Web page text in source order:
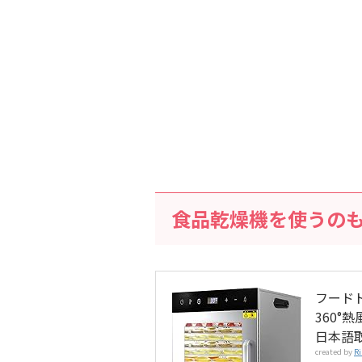
食品乾燥機を使うの
フード
360°熱
日本語
created by